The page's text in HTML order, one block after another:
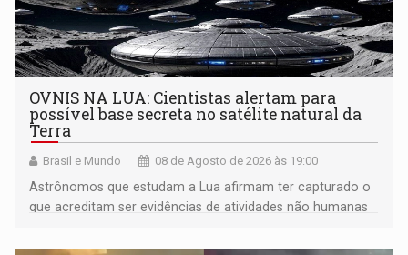
OVNIS NA LUA: Cientistas alertam para
possível base secreta no satélite natural da
Terra
Brasil e Mundo 08 de Agosto de 2026 às 19:00
Astrônomos que estudam a Lua afirmam ter capturado o
que acreditam ser evidências de atividades não humanas
órbita